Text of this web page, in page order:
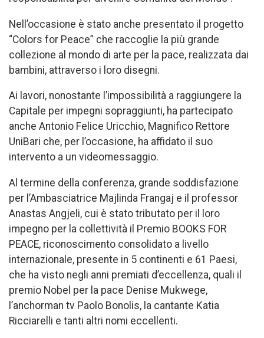
Nell’occasione è stato anche presentato il progetto
“Colors for Peace” che raccoglie la più grande
collezione al mondo di arte per la pace, realizzata dai
bambini, attraverso i loro disegni.
Ai lavori, nonostante l’impossibilità a raggiungere la
Capitale per impegni sopraggiunti, ha partecipato
anche Antonio Felice Uricchio, Magnifico Rettore
UniBari che, per l’occasione, ha affidato il suo
intervento a un videomessaggio.
Al termine della conferenza, grande soddisfazione
per l’Ambasciatrice Majlinda Frangaj e il professor
Anastas Angjeli, cui è stato tributato per il loro
impegno per la collettività il Premio BOOKS FOR
PEACE, riconoscimento consolidato a livello
internazionale, presente in 5 continenti e 61 Paesi,
che ha visto negli anni premiati d’eccellenza, quali il
premio Nobel per la pace Denise Mukwege,
l’anchorman tv Paolo Bonolis, la cantante Katia
Ricciarelli e tanti altri nomi eccellenti.